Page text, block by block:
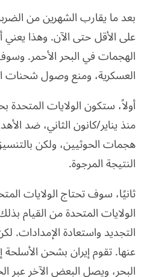
بعد ما يقارب الشهرين من
على الأقل حتى الآن. وهذا يعني
الهجمات في البحر الأحمر.
العسكرية، ومنع وصول شحنات
أولاً، ستكون الولايات
منذ يناير/كانون الثاني، ضد
هجمات الحوثيين، ولكن
النتيجة المرجوة.
ثانيًا، سوف تحتاج الولايات
الولايات المتحدة من القيام
التجديد واستعادة
عنها. تقوم إيران بشحن
البحر، ويصل البعض الآخر عبر